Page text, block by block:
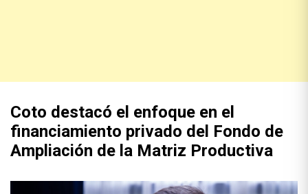
Coto destacó el enfoque en el
financiamiento privado del Fondo de
Ampliación de la Matriz Productiva